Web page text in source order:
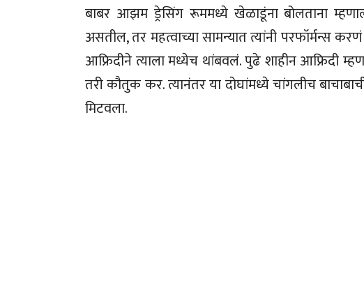
बाबर आझम ड्रेसिंग रूममध्ये खेळाडूंना बोलताना
असतील, तर महत्वाच्या सामन्यात त्यांनी परफॉर्मन्स
आफ्रिदीने त्याला मध्येच थांबवलं. पुढे शाहीन आफ्रिदी
तरी कौतुक कर. त्यानंतर या दोघांमध्ये चांगलीच
मिटवला.